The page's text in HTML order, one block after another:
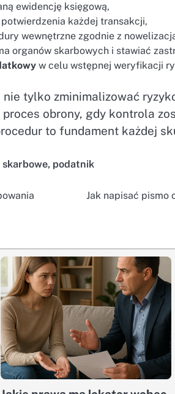
ewidencję księgową,
każdej transakcji,
wewnętrzne zgodnie z
organów skarbowych i stawiać
w celu wstępnej weryfikacji
tylko zminimalizować
obrony, gdy kontrola
to fundament każdej
, podatnik
Jak napisać pismo